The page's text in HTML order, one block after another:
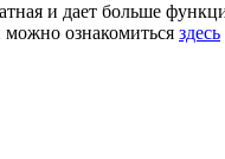
и дает больше
ознакомиться здесь